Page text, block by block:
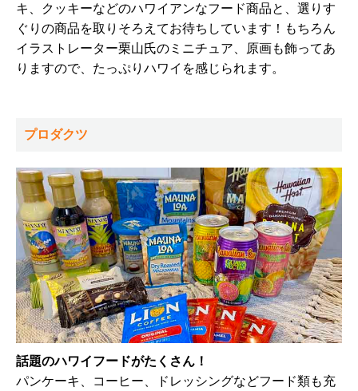
キ、クッキーなどのハワイアンなフード商品と、選りす
ぐりの商品を取りそろえてお待ちしています！もちろん
イラストレーター栗山氏のミニチュア、原画も飾ってあ
りますので、たっぷりハワイを感じられます。
プロダクツ
話題のハワイフードがたくさん！
パンケーキ、コーヒー、ドレッシングなどフード類も充